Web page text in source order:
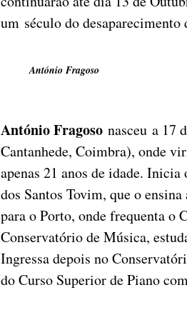
um século do
António Fragoso
António Fragoso nasceu a 17
Cantanhede, Coimbra), onde
apenas 21 anos de idade.
dos Santos Tovim, que o
para o Porto, onde frequenta o
Conservatório de Música,
Ingressa depois no
do Curso Superior de Piano